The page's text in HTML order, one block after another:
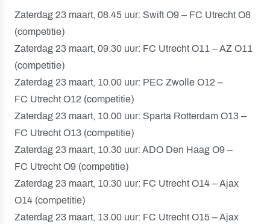
Zaterdag 23 maart, 08.45 uur: Swift O9 – FC Utrecht O8
(competitie)
Zaterdag 23 maart, 09.30 uur: FC Utrecht O11 – AZ O11
(competitie)
Zaterdag 23 maart, 10.00 uur: PEC Zwolle O12 –
FC Utrecht O12 (competitie)
Zaterdag 23 maart, 10.00 uur: Sparta Rotterdam O13 –
FC Utrecht O13 (competitie)
Zaterdag 23 maart, 10.30 uur: ADO Den Haag O9 –
FC Utrecht O9 (competitie)
Zaterdag 23 maart, 10.30 uur: FC Utrecht O14 – Ajax
O14 (competitie)
Zaterdag 23 maart, 13.00 uur: FC Utrecht O15 – Ajax